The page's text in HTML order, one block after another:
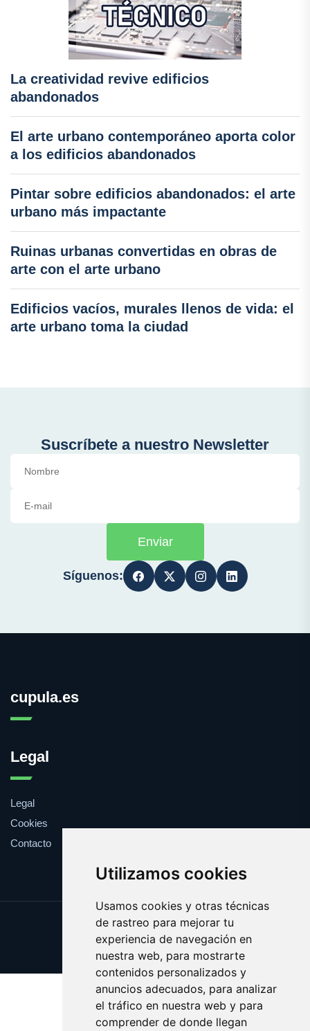
Utilizamos cookies
Usamos cookies y otras técnicas
de rastreo para mejorar tu
experiencia de navegación en
nuestra web, para mostrarte
contenidos personalizados y
anuncios adecuados, para analizar
el tráfico en nuestra web y para
comprender de donde llegan
La creatividad revive edificios
abandonados
El arte urbano contemporáneo aporta color
a los edificios abandonados
Pintar sobre edificios abandonados: el arte
urbano más impactante
Ruinas urbanas convertidas en obras de
arte con el arte urbano
Edificios vacíos, murales llenos de vida: el
arte urbano toma la ciudad
Suscríbete a nuestro Newsletter
Enviar
Síguenos:
cupula.es
Legal
Legal
Cookies
Contacto
Update cookies preferences
Copyright © 2025 cupula.es